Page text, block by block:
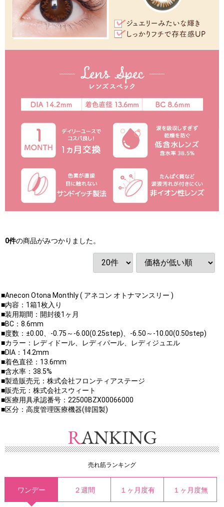
0件の商品がみつかりました。
■Anecon Otona Monthly ( アネコン オトナマンスリー )
■内容：1箱1枚入り
■装用期間：開封後1ヶ月
■BC：8.6mm
■度数：±0.00、-0.75～-6.00(0.25step)、-6.50～-10.00(0.50step)
■カラー：レディドール、レディパール、レディジュエル
■DIA：14.2mm
■着色直径：13.6mm
■含水率：38.5%
■製造販売元：株式会社フロンティアステージ
■販売元：株式会社スウィート
■医療用具承認番号：22500BZX00066000
■区分：高度管理医療機器(韓国製)
売れ筋ランキング
ワンデー ２週間 １ヶ月度有 １ヶ月度無